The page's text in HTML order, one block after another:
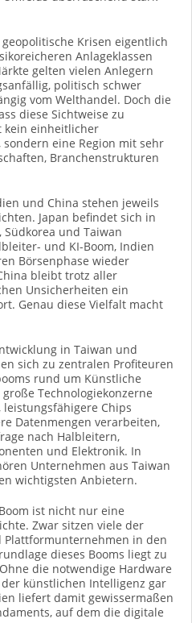
Krisen eigentlich
Anlageklassen
gelten vielen Anlegern
politisch schwer
vom Welthandel. Doch die
diese Sichtweise zu
kein einheitlicher
eine Region mit sehr
Branchenstrukturen
und China stehen jeweils
Japan befindet sich in
und Taiwan
und KI-Boom, Indien
Börsenphase wieder
bleibt trotz aller
Unsicherheiten ein
Genau diese Vielfalt macht
in Taiwan und
sich zu zentralen Profiteuren
rund um Künstliche
Technologiekonzerne
Chips
Datenmengen verarbeiten,
nach Halbleitern,
und Elektronik. In
Unternehmen aus Taiwan
wichtigsten Anbietern.
ist nicht nur eine
Zwar sitzen viele der
Plattformunternehmen in den
dieses Booms liegt zu
die notwendige Hardware
künstlichen Intelligenz gar
liefert damit gewissermaßen
auf dem die digitale